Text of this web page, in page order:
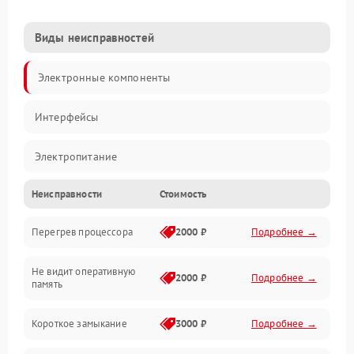
Виды неисправностей
Электронные компоненты
Интерфейсы
Электропитание
Корпус/Герметичность
Механика
ПО/Микропрограмма
Неисправности Стоимость
Перегрев процессора 2000 ₽ Подробнее →
Не видит оперативную
память
2000 ₽ Подробнее →
Короткое замыкание 3000 ₽ Подробнее →